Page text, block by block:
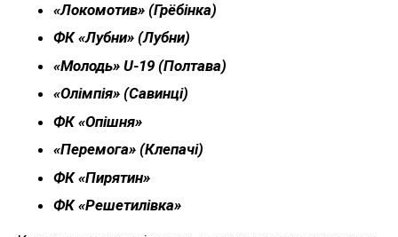
«Локомотив» (Грёбінка)
ФК «Лубни» (Лубни)
«Молодь» U-19 (Полтава)
«Олімпія» (Савинці)
ФК «Опішня»
«Перемога» (Клепачі)
ФК «Пирятин»
ФК «Решетилівка»